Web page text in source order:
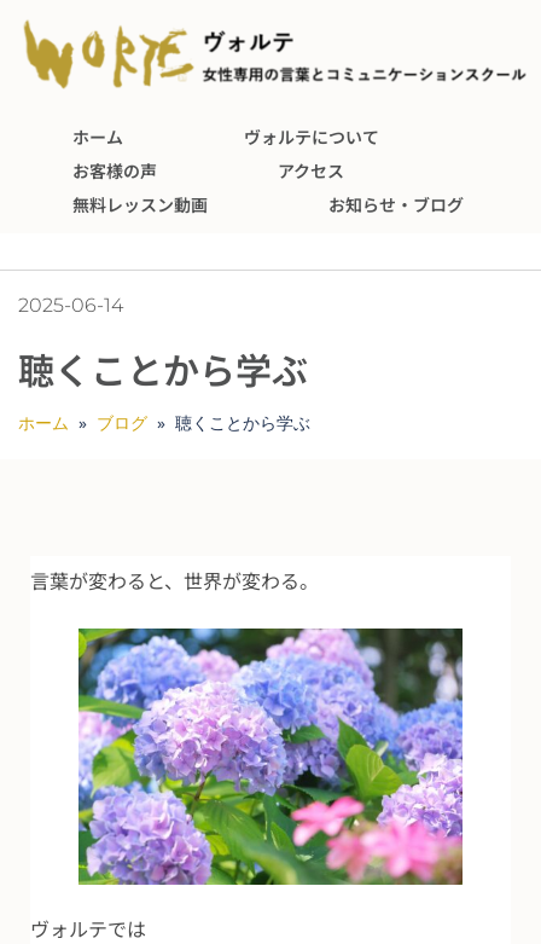
ホーム
ヴォルテについて
お客様の声
アクセス
無料レッスン動画
お知らせ・ブログ
2025-06-14
聴くことから学ぶ
ホーム » ブログ » 聴くことから学ぶ
言葉が変わると、世界が変わる。
ヴォルテでは